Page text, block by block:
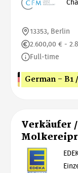
13353, Berlin
2.600,00 € -
Full-time
German - B1
Verkäufer